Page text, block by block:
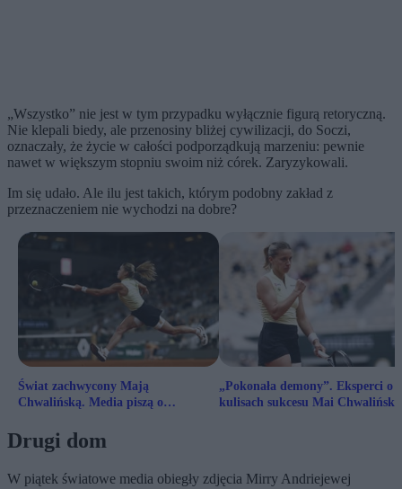
„Wszystko” nie jest w tym przypadku wyłącznie figurą retoryczną.
Nie klepali biedy, ale przenosiny bliżej cywilizacji, do Soczi,
oznaczały, że życie w całości podporządkują marzeniu: pewnie
nawet w większym stopniu swoim niż córek. Zaryzykowali.
Im się udało. Ale ilu jest takich, którym podobny zakład z
przeznaczeniem nie wychodzi na dobre?
Świat zachwycony Mają
Chwalińską. Media piszą o
sensacji”
„Pokonała demony”. Eksperci o
kulisach sukcesu Mai
Drugi dom
W piątek światowe media obiegły zdjęcia Mirry Andriejewej